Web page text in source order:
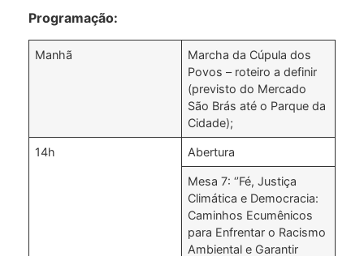
Programação:
Manhã
Marcha da Cúpula dos
Povos – roteiro a definir
(previsto do Mercado
São Brás até o Parque da
Cidade);
14h Abertura
Mesa 7: ‘’Fé, Justiça
Climática e Democracia:
Caminhos Ecumênicos
para Enfrentar o Racismo
Ambiental e Garantir